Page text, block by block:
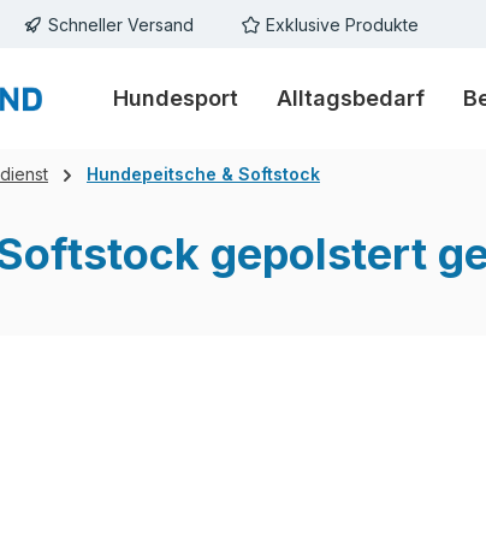
Schneller Versand Exklusive Produkte
Hundesport Alltagsbedarf
Hundepeitsche & Softstock
gepolstert